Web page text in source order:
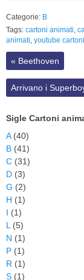
Categorie: B
Tags: cartoni animati
animati youtube
« Beethoven
Arrivano i
Sigle Cartoni
A(40)
B (41)
C (31)
D (3)
G (2)
H (1)
I (1)
L (5)
N (1)
P (1)
R (1)
S (1)